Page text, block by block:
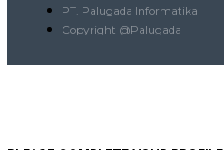
PT. Palugada Informatika
Copyright @Palugada